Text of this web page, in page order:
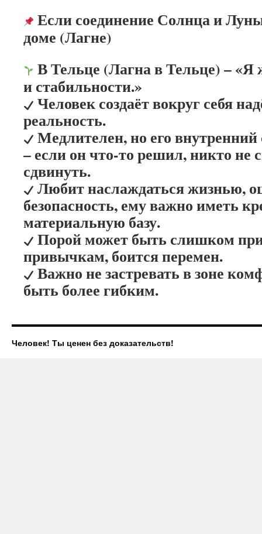
Если соединение Солнца и
доме (Лагне)
В Тельце (Лагна в Тельце) –
и стабильности.»
Человек создаёт вокруг себя
реальность.
Медлителен, но его
– если он что-то решил, никто не
сдвинуть.
Любит наслаждаться жизнью,
безопасность, ему важно иметь
материальную базу.
Порой может быть слишком
привычкам, боится перемен.
Важно не застревать в зоне
быть более гибким.
Человек! Ты ценен без доказательств!